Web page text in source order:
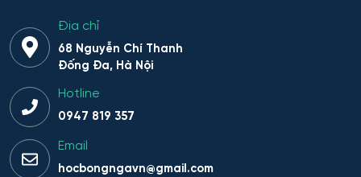
Địa chỉ
68 Nguyễn Chí Thanh
Đống Đa, Hà Nội
Hotline
0947 819 357
Email
hocbongngavn@gmail.com